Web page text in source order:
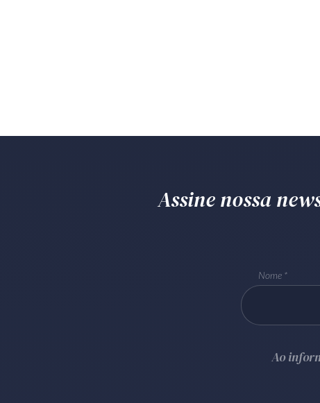
Assine nossa
Nome
Ao